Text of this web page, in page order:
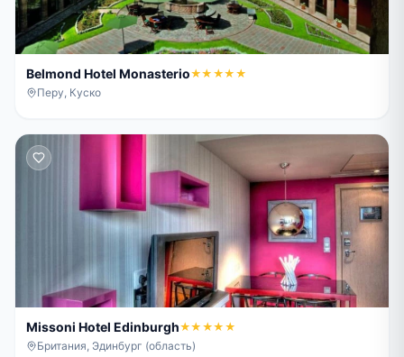
Belmond Hotel Monasterio★★★★★
Перу, Куско
Missoni Hotel Edinburgh★★★★★
Британия, Эдинбург (область)